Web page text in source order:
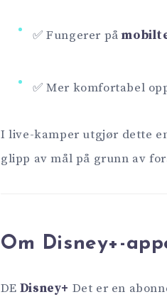
✅ Fungerer på
✅ Mer komfortabel
I live-kamper utgjør dette
glipp av mål på grunn av
Om Disney+-
DE Disney+ Det er en